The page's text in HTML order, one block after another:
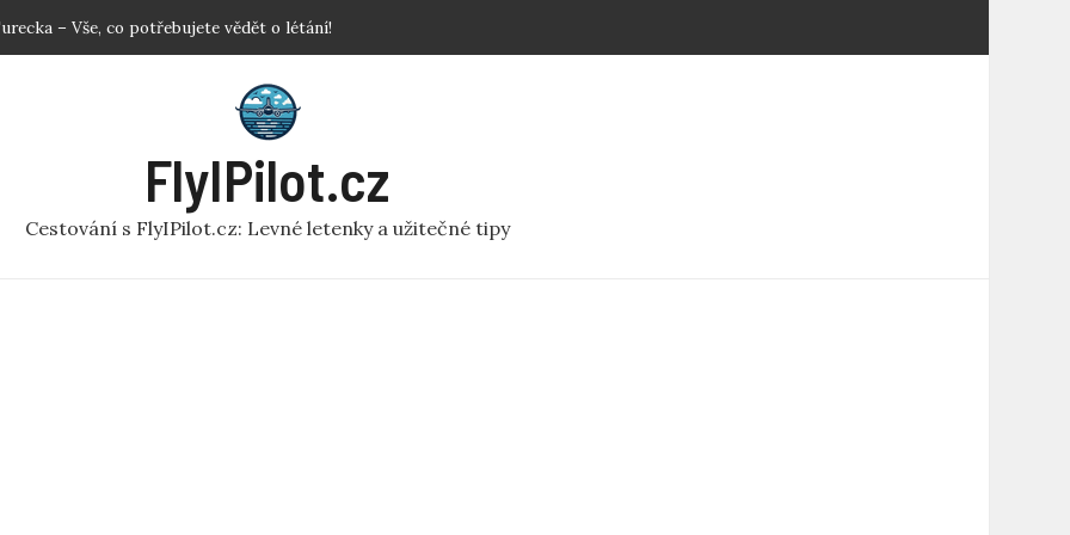
Prozkoumejte svět z ptačí perspektivy
letenky? Klíčové Tipy pro Nejlepší Ceny
Jak se rychle zbavit nepříjemnosti?
FlyIPilot.cz
Cestování s FlyIPilot.cz: Levné letenky a užitečné tipy